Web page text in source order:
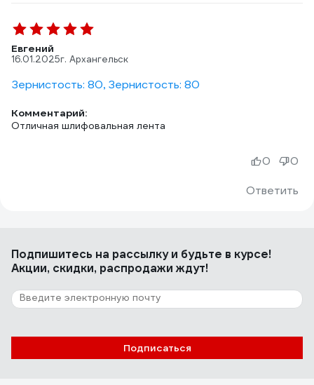
Евгений
16.01.2025г. Архангельск
Зернистость: 80, Зернистость: 80
Комментарий:
Отличная шлифовальная лента
Ответить
0 0
Подпишитесь на рассылкуи будьте в курсе!
Акции, скидки, распродажи ждут!
Подписаться